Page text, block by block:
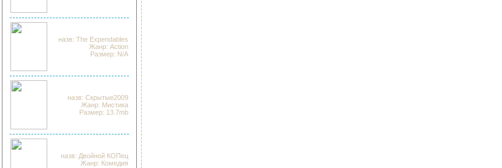
назв: The Expendables
Жанр: Action
Размер: N/A
назв: Скрытые2009
Жанр: Мистика
Размер: 13.7mb
назв: Двойной КОПец
Жанр: Комедия